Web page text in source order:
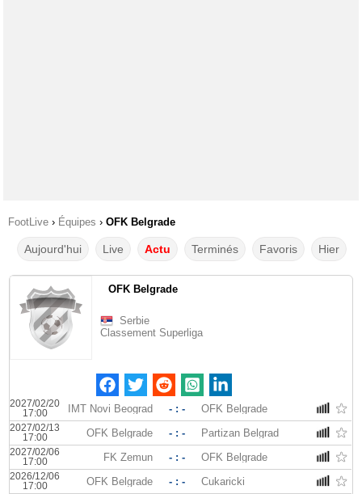
FootLive › Équipes › OFK Belgrade
Aujourd'hui Live Actu Terminés Favoris Hier
OFK Belgrade
Serbie
Classement Superliga
2027/02/20
17:00
IMT Novi Beograd - : - OFK Belgrade
2027/02/13
17:00
OFK Belgrade - : - Partizan Belgrad
2027/02/06
17:00
FK Zemun - : - OFK Belgrade
2026/12/06
17:00
OFK Belgrade - : - Cukaricki